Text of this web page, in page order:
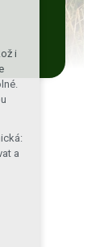
i
a